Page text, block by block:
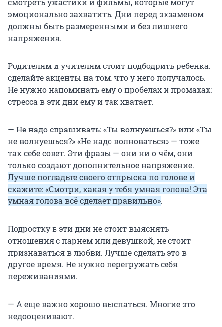
смотреть ужастики и фильмы, которые могут
эмоционально захватить. Дни перед экзаменом
должны быть размеренными и без лишнего
напряжения.
Родителям и учителям стоит подбодрить ребенка:
сделайте акценты на том, что у него получалось.
Не нужно напоминать ему о пробелах и промахах:
стресса в эти дни ему и так хватает.
— Не надо спрашивать: «Ты волнуешься?» или «Ты
не волнуешься?» «Не надо волноваться» — тоже
так себе совет. Эти фразы — они ни о чём, они
только создают дополнительное напряжение.
Лучше погладьте своего отпрыска по голове и
скажите: «Смотри, какая у тебя умная голова! Эта
умная голова всё сделает правильно».
Подростку в эти дни не стоит выяснять
отношения с парнем или девушкой, не стоит
признаваться в любви. Лучше сделать это в
другое время. Не нужно перегружать себя
переживаниями.
— А еще важно хорошо выспаться. Многие это
недооценивают.